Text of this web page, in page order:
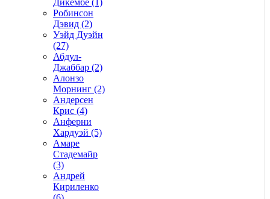
Робинсон
Дэвид (2)
Уэйд Дуэйн
(27)
Абдул-
Джаббар (2)
Алонзо
Морнинг (2)
Андерсен
Крис (4)
Анферни
Xардуэй (5)
Амаре
Стадемайр
(3)
Андрей
Кириленко